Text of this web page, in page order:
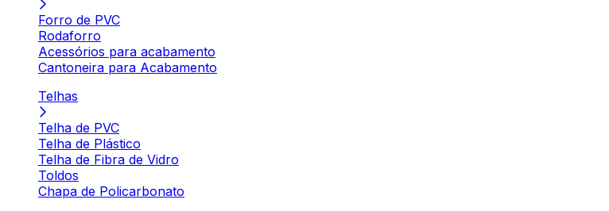
Forro de PVC
Rodaforro
Acessórios para acabamento
Cantoneira para Acabamento
Telhas
Telha de PVC
Telha de Plástico
Telha de Fibra de Vidro
Toldos
Chapa de Policarbonato